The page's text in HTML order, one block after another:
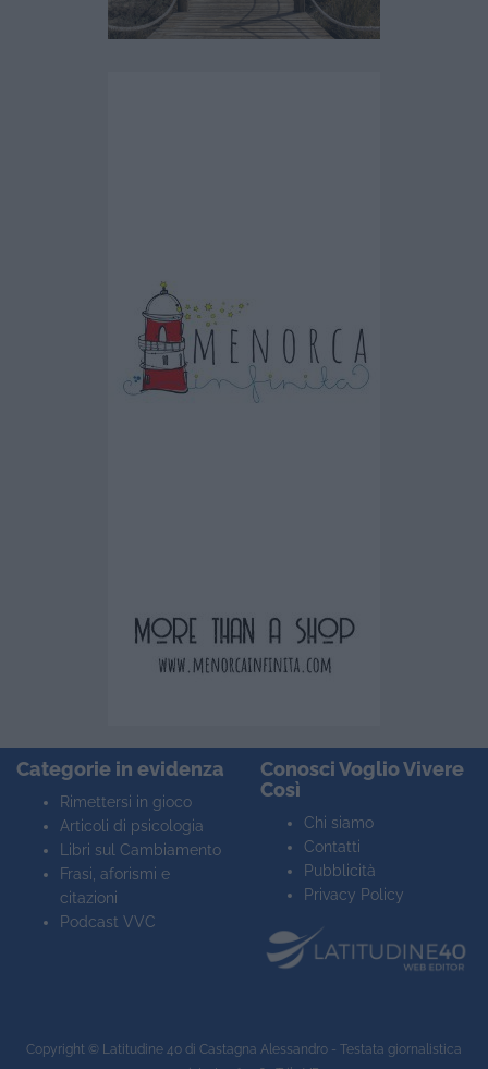
Categorie in evidenza
Rimettersi in gioco
Articoli di psicologia
Libri sul Cambiamento
Frasi, aforismi e
citazioni
Podcast VVC
Conosci Voglio Vivere
Così
Chi siamo
Contatti
Pubblicità
Privacy Policy
Copyright © Latitudine 40 di Castagna Alessandro - Testata giornalistica